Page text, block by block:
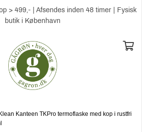
> 499,- | Afsendes inden 48 timer | Fysisk
butik i København
Klean Kanteen TKPro termoflaske med kop i rustfri